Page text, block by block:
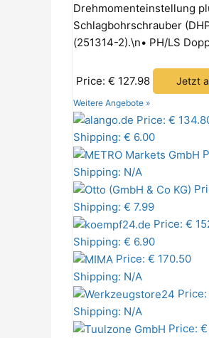
Drehmomenteinstellung
Schlagbohrschrauber
(251314-2).\n• PH/LS
Price: € 127.98 Jetzt
Weitere Angebote »
Price: €
Shipping: € 6.00
Shipping: N/A
Shipping: € 7.99
Price: €
Shipping: € 6.90
Price: € 170.50
Shipping: N/A
Price:
Shipping: N/A
Price: €